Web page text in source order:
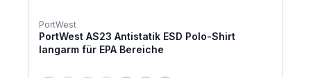
PortWest
PortWest AS23 Antistatik ESD Polo-Shirt
langarm für EPA Bereiche